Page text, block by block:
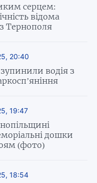
серцем:
відома
Тернополя
20:40
водія з
19:47
дошки
(фото)
18:54